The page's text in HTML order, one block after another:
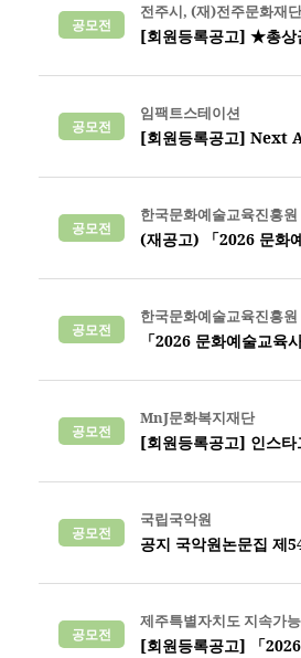
공모전
전주시, (재)전주문화재단
[회원등록공고] ★총상
공모전
임팩트스테이션
[회원등록공고] Next
공모전
한국문화예술교육진흥원
(재공고) 「2026 문화
공모전
한국문화예술교육진흥원
「2026 문화예술교육
공모전
MnJ문화복지재단
[회원등록공고] 인스
공모전
국립국악원
공지 국악원논문집 제
공모전
제주특별자치도 지속가
[회원등록공고] 「